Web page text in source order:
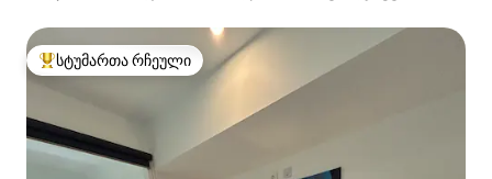
სტუმართა რჩეული მოწინავე ვარიანტი
სტუმართა რჩეული